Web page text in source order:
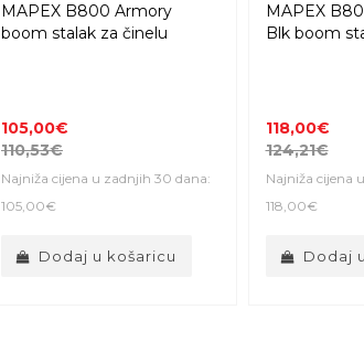
MAPEX B800 Armory
boom stalak za činelu
105,00€
110,53€
Najniža cijena u zadnjih 30 dana:
105,00€
Dodaj u košaricu
MAPEX
Blk boom
118,00€
124,21€
Najniža cijena
118,00€
Dodaj